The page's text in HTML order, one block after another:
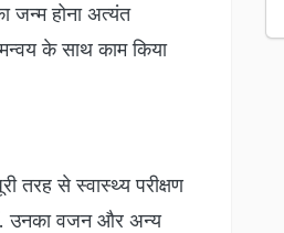
जन्म होना अत्यंत
के साथ काम किया
तरह से स्वास्थ्य परीक्षण
उनका वजन और अन्य